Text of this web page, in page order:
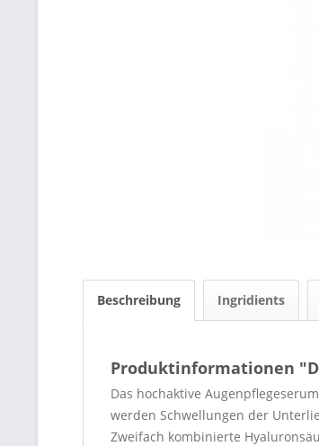
Beschreibung Ingridients
Produktinformationen
Das hochaktive
werden Schwellungen der
Zweifach kombinierte